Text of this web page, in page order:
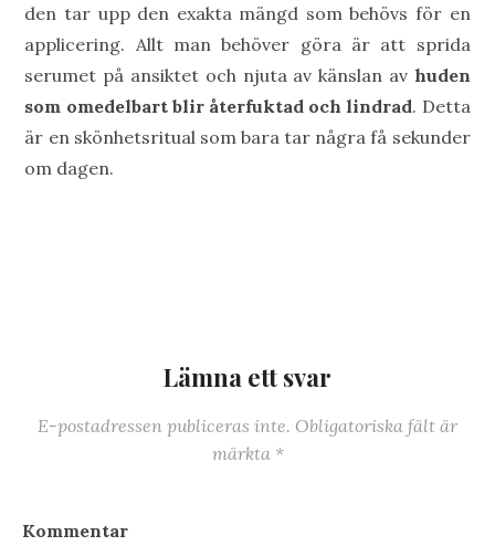
den tar upp den exakta mängd som behövs för en
applicering. Allt man behöver göra är att sprida
serumet på ansiktet och njuta av känslan av huden
som omedelbart blir återfuktad och lindrad. Detta
är en skönhetsritual som bara tar några få sekunder
om dagen.
Lämna ett svar
E-postadressen publiceras inte. Obligatoriska fält är
märkta *
Kommentar